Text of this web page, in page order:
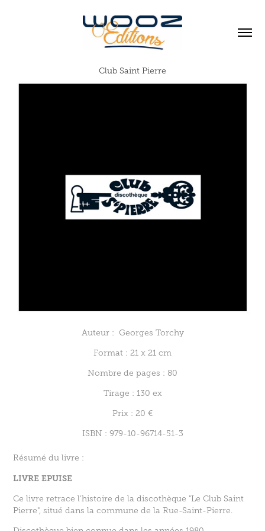
Club Saint Pierre
Auteur : Georges Torchy
Format : 21 x 21 cm
Nombre de pages : 80
Tirage : 130 ex
Prix : 20 €
ISBN : 979-10-96714-51-3
Résumé du livre :
LIVRE EPUISE
Ce livre retrace l'histoire de la discothèque "Le Club Saint
Pierre", situé dans la commune de la Rue-Saint-Pierre.